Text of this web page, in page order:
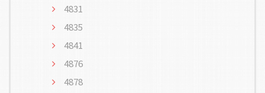
4831
4835
4841
4876
4878